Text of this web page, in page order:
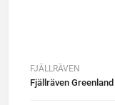
FJÄLLRÄVEN
Fjällräven